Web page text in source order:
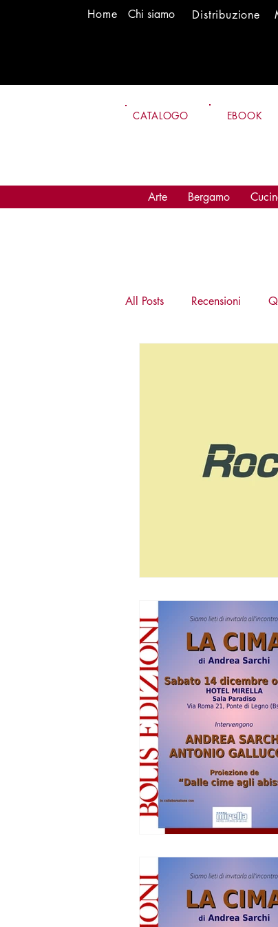
Home Chi siamo Distribuzione
CATALOGO EBOOK
Arte Bergamo
All Posts Recensioni